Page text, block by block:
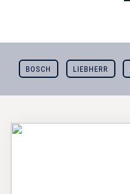
BOSCH LIEBHERR